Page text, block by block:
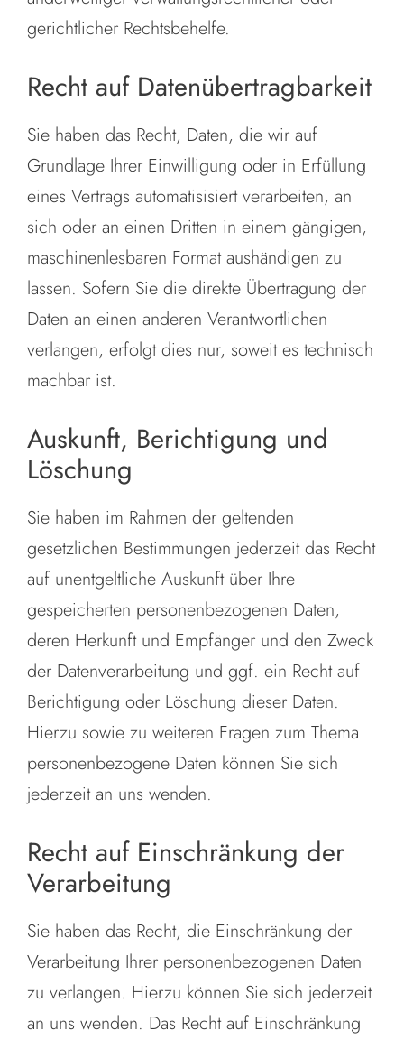
gerichtlicher Rechtsbehelfe.
Recht auf Datenübertragbarkeit
Sie haben das Recht, Daten, die wir auf
Grundlage Ihrer Einwilligung oder in Erfüllung
eines Vertrags automatisisiert verarbeiten, an
sich oder an einen Dritten in einem gängigen,
maschinenlesbaren Format aushändigen zu
lassen. Sofern Sie die direkte Übertragung der
Daten an einen anderen Verantwortlichen
verlangen, erfolgt dies nur, soweit es technisch
machbar ist.
Auskunft, Berichtigung und
Löschung
Sie haben im Rahmen der geltenden
gesetzlichen Bestimmungen jederzeit das Recht
auf unentgeltliche Auskunft über Ihre
gespeicherten personenbezogenen Daten,
deren Herkunft und Empfänger und den Zweck
der Datenverarbeitung und ggf. ein Recht auf
Berichtigung oder Löschung dieser Daten.
Hierzu sowie zu weiteren Fragen zum Thema
personenbezogene Daten können Sie sich
jederzeit an uns wenden.
Recht auf Einschränkung der
Verarbeitung
Sie haben das Recht, die Einschränkung der
Verarbeitung Ihrer personenbezogenen Daten
zu verlangen. Hierzu können Sie sich jederzeit
an uns wenden. Das Recht auf Einschränkung